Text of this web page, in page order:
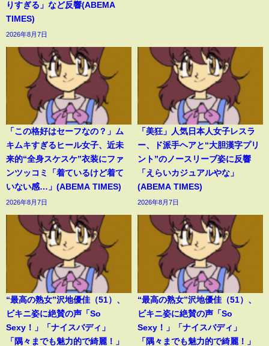
りすぎる」など反響(ABEMA
TIMES)
2026年8月7日
「この格好はセーフなの？」ム
キムキすぎるヒール女子、近未
来的“全身スケスケ”衣装にファ
ンツッコミ「着ているけど着て
いない感…」(ABEMA TIMES)
2026年8月7日
「美狂」人気日本人女子レスラ
ー、ド派手ヘアと“大胆漢字プリ
ント”のノースリーブ姿に反響
「えらいカジュアルやな」
(ABEMA TIMES)
2026年8月7日
“最高の熟女”沢地優佳（51）、
ビキニ姿に絶賛の声「So
Sexy！」「ナイスバディ」
「隅々までも魅力的で綺麗！」
“最高の熟女”沢地優佳（51）、
ビキニ姿に絶賛の声「So
Sexy！」「ナイスバディ」
「隅々までも魅力的で綺麗！」